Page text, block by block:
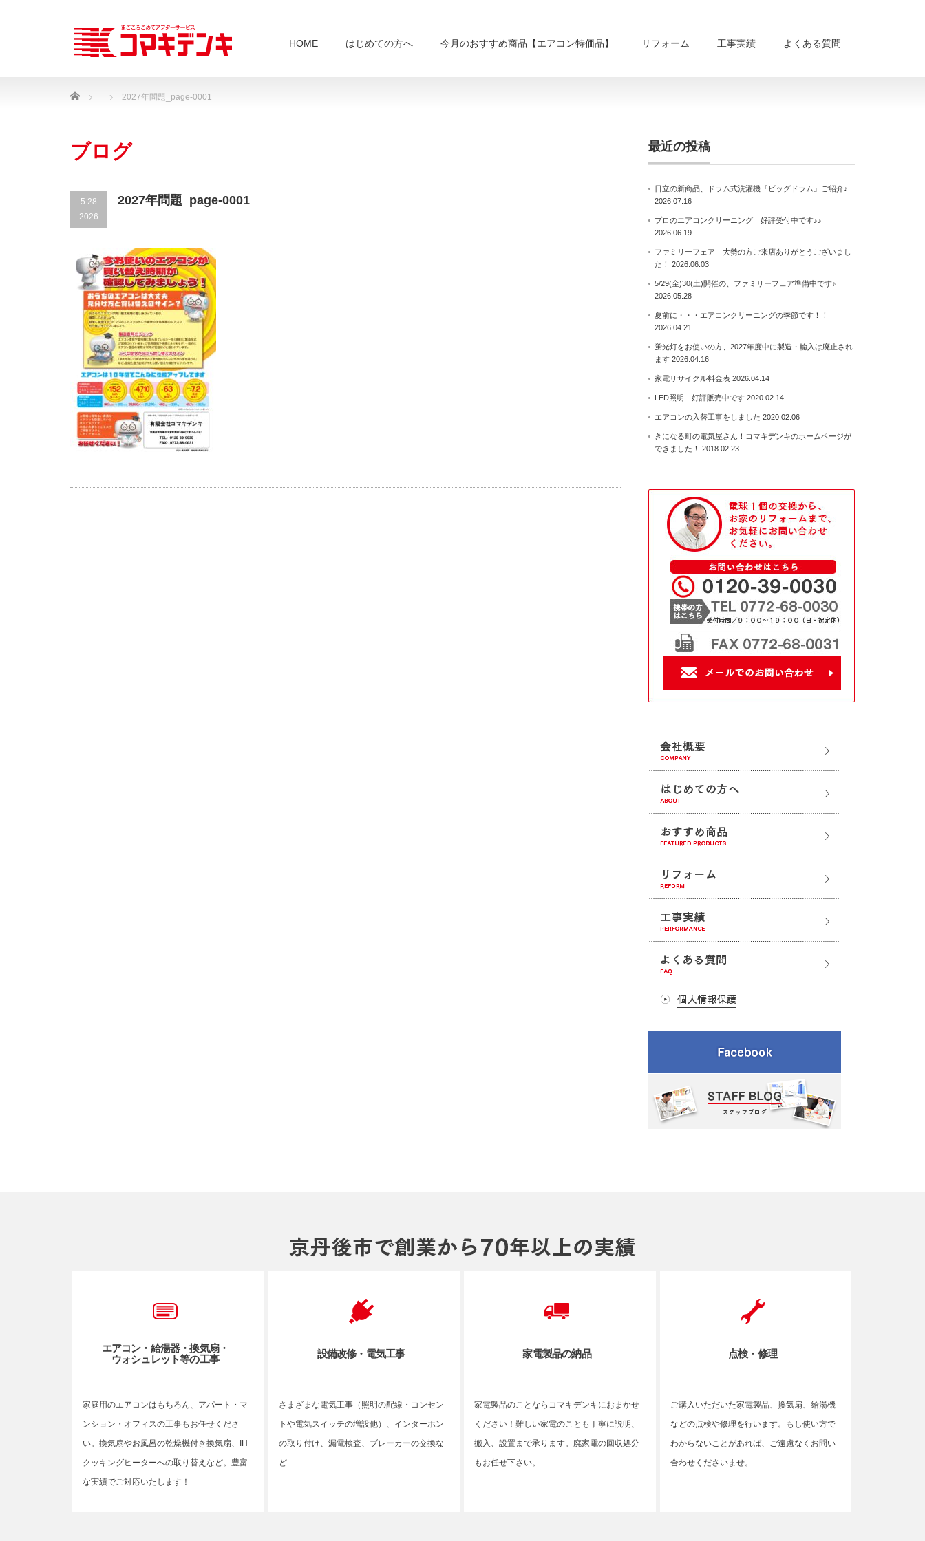
HOME はじめての方へ 今月のおすすめ商品【エアコン特価品】 リフォーム 工事実績 よくある質問
Home 2027年問題_page-0001
ブログ
5.28
2026
2027年問題_page-0001
最近の投稿
日立の新商品、ドラム式洗濯機『ビッグドラム』ご紹介♪
2026.07.16
プロのエアコンクリーニング 好評受付中です♪♪
2026.06.19
ファミリーフェア 大勢の方ご来店ありがとうございまし
た！
2026.06.03
5/29(金)30(土)開催の、ファミリーフェア準備中です♪
2026.05.28
夏前に・・・エアコンクリーニングの季節です！！
2026.04.21
蛍光灯をお使いの方、2027年度中に製造・輸入は廃止され
ます 2026.04.16
家電リサイクル料金表 2026.04.14
LED照明 好評販売中です 2020.02.14
エアコンの入替工事をしました 2020.02.06
きになる町の電気屋さん！コマキデンキのホームページが
できました！
2018.02.23
エアコン・給湯器・換気扇・
ウォシュレット等の工事
家庭用のエアコンはもちろん、アパート・マ
ンション・オフィスの工事もお任せくださ
い。換気扇やお風呂の乾燥機付き換気扇、IH
クッキングヒーターへの取り替えなど。豊富
な実績でご対応いたします！
設備改修・電気工事
さまざまな電気工事（照明の配線・コンセン
トや電気スイッチの増設他）、インターホン
の取り付け、漏電検査、ブレーカーの交換な
ど
家電製品の納品
家電製品のことならコマキデンキにおまかせ
ください！難しい家電のことも丁寧に説明、
搬入、設置まで承ります。廃家電の回収処分
もお任せ下さい。
点検・修理
ご購入いただいた家電製品、換気扇、給湯機
などの点検や修理を行います。もし使い方で
わからないことがあれば、ご遠慮なくお問い
合わせくださいませ。